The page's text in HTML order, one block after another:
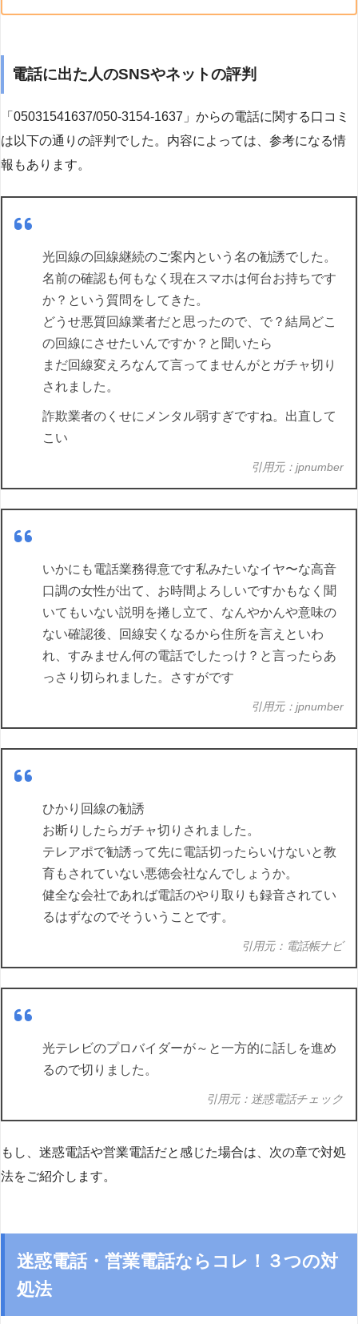
電話に出た人のSNSやネットの評判
「05031541637/050-3154-1637」からの電話に関する口コミ
は以下の通りの評判でした。内容によっては、参考になる情
報もあります。
光回線の回線継続のご案内という名の勧誘でした。
名前の確認も何もなく現在スマホは何台お持ちです
か？という質問をしてきた。
どうせ悪質回線業者だと思ったので、で？結局どこ
の回線にさせたいんですか？と聞いたら
まだ回線変えろなんて言ってませんがとガチャ切り
されました。
詐欺業者のくせにメンタル弱すぎですね。出直して
こい
引用元：jpnumber
いかにも電話業務得意です私みたいなイヤ〜な高音
口調の女性が出て、お時間よろしいですかもなく聞
いてもいない説明を捲し立て、なんやかんや意味の
ない確認後、回線安くなるから住所を言えといわ
れ、すみません何の電話でしたっけ？と言ったらあ
っさり切られました。さすがです
引用元：jpnumber
ひかり回線の勧誘
お断りしたらガチャ切りされました。
テレアポで勧誘って先に電話切ったらいけないと教
育もされていない悪徳会社なんでしょうか。
健全な会社であれば電話のやり取りも録音されてい
るはずなのでそういうことです。
引用元：電話帳ナビ
光テレビのプロバイダーが～と一方的に話しを進め
るので切りました。
引用元：迷惑電話チェック
もし、迷惑電話や営業電話だと感じた場合は、次の章で対処
法をご紹介します。
迷惑電話・営業電話ならコレ！３つの対
処法